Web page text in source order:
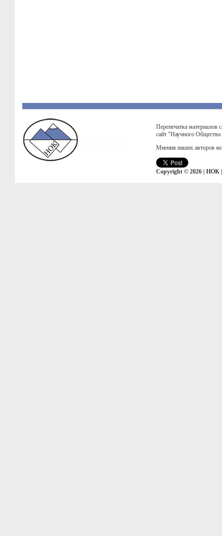
Перепечатка материалов
сайт "Научного
Мнения наших авторов
Copyright © 2026 | НОК